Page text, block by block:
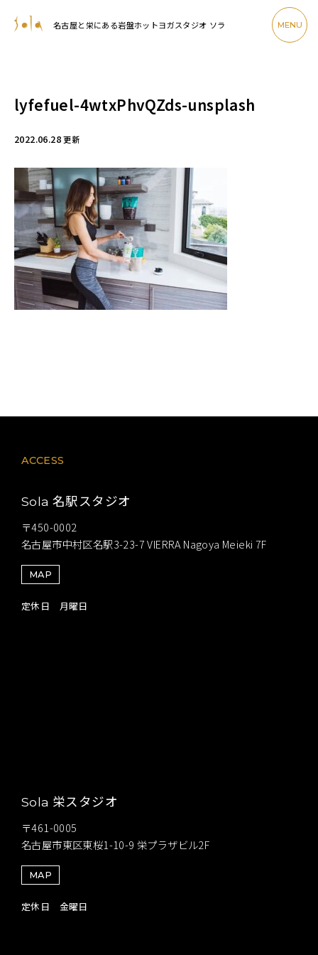
名古屋と栄にある岩盤ホットヨガスタジオ ソラ MENU
lyfefuel-4wtxPhvQZds-unsplash
2022.06.28更新
ACCESS
Sola 名駅スタジオ
〒450-0002
名古屋市中村区名駅3-23-7 VIERRA Nagoya Meieki 7F
MAP
定休日 月曜日
Sola 栄スタジオ
〒461-0005
名古屋市東区東桜1-10-9 栄プラザビル2F
MAP
定休日 金曜日